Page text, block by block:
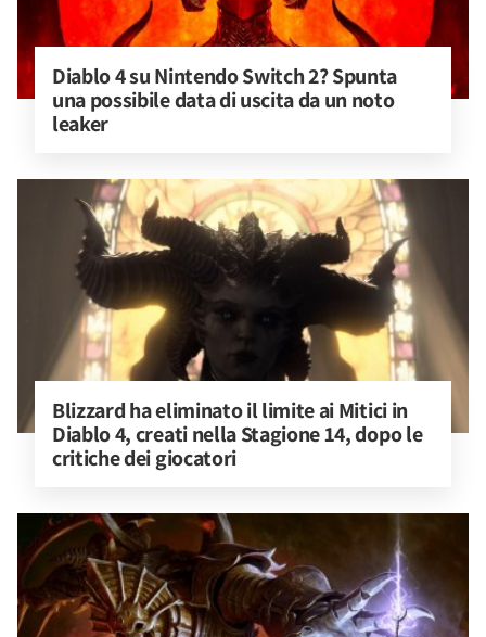
Diablo 4 su Nintendo Switch 2? Spunta
una possibile data di uscita da un noto
leaker
Blizzard ha eliminato il limite ai Mitici in
Diablo 4, creati nella Stagione 14, dopo le
critiche dei giocatori